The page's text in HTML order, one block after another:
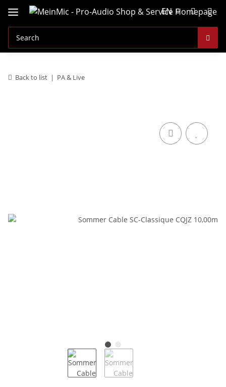
EN
Back to list PA & Live